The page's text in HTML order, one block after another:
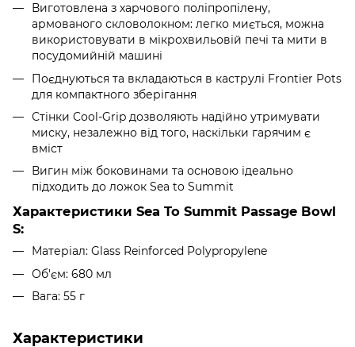
Виготовлена з харчового поліпропілену,
армованого скловолокном: легко миється, можна
використовувати в мікрохвильовій печі та мити в
посудомийній машині
Поєднуються та вкладаються в каструлі Frontier Pots
для компактного зберігання
Стінки Cool-Grip дозволяють надійно утримувати
миску, незалежно від того, наскільки гарячим є
вміст
Вигин між боковинами та основою ідеально
підходить до ложок Sea to Summit
Характеристики Sea To Summit Passage Bowl
S:
Матеріал: Glass Reinforced Polypropylene
Об'єм: 680 мл
Вага: 55 г
Характеристики